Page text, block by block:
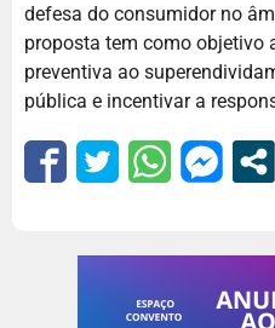
defesa do consumidor no
proposta tem como objetivo
preventiva ao
pública e incentivar a